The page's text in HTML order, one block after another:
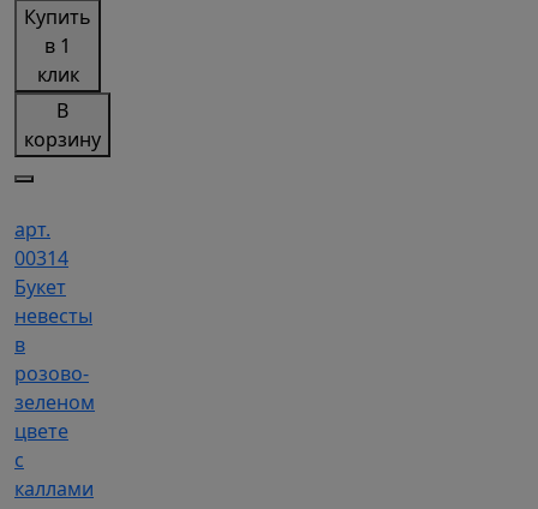
Купить
в 1
клик
В
корзину
арт.
00314
Букет
невесты
в
розово-
зеленом
цвете
с
каллами